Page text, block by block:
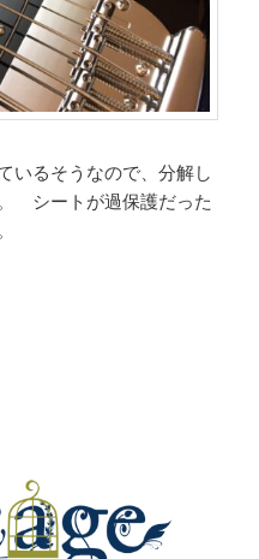
いるそうなので、分解し
シートが過保護だった